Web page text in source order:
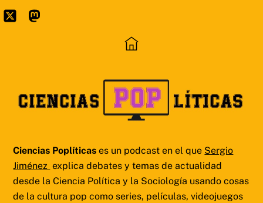
Skip
to
Icon
Mastodon
Ciencias Poplíticas es un podcast en el que Sergio
Jiménez explica debates y temas de actualidad
desde la Ciencia Política y la Sociología usando cosas
de la cultura pop como series, películas, videojuegos